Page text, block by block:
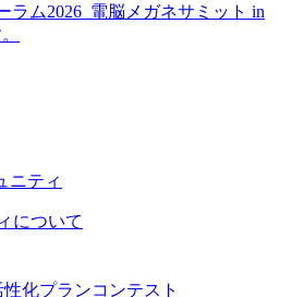
ラム2026_電脳メガネサミット in
について
化プランコンテスト